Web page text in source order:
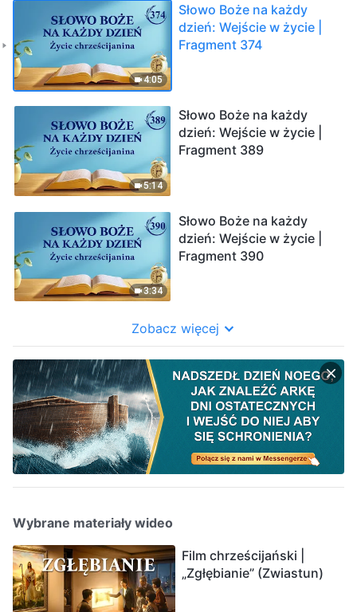
4:05
Słowo Boże na każdy
dzień: Wejście w życie |
Fragment 374
5:14
Słowo Boże na każdy
dzień: Wejście w życie |
Fragment 389
3:34
Słowo Boże na każdy
dzień: Wejście w życie |
Fragment 390
Zobacz więcej
Wybrane materiały wideo
Film chrześcijański |
„Zgłębianie” (Zwiastun)